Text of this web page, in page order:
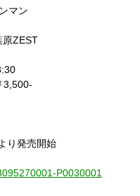
マン
原ZEST
3,500-
り発売開始
P0030001